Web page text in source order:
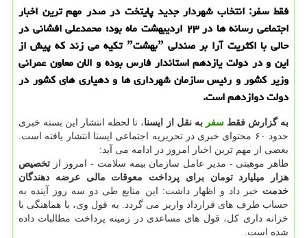
فقط سفر: انتخاب شهردار جدید پایتخت در صدر مهم ترین اخبار
اجتماعی رسانه ها در ۲۳ اردیبهشت ماه بود؛ محمدعلی افشانی در
حالی با اكثریت آرا بر صندلی ˮبهشتˮ تكیه می زند كه پیش از
این و در دولت یازدهم استاندار فارس بوده و الان معاون عمرانی
وزیر كشور و رئیس سازمان شهرداری ها و دهیاری های كشور در
دولت دوازدهم است.
به گزارش فقطسفر به نقل از ایسنا، تا لحظه انتشار این بسته خبری
حدود ۶۰ محتوای خبری در تحریریه اجتماعی ایسنا انتشار یافته است.
بعضی از مهم ترین اخبار امروز در ادامه می آید:
طاهر موهبتی - مدیر عامل سازمان بیمه سلامت - امروز از تخصیص
هزار میلیارد تومان برای پرداخت معوقات مالی عرضه دهندگان
خدمت خبر داد و اظهار داشت: این منابع طی دو سه روز آینده به
حساب طرف های قرارداد واریز می گردد. به قول وی، با هماهنگی با
خزانه داری كل، قول های مساعدی در زمینه پرداخت مطالبات داده
شده است.